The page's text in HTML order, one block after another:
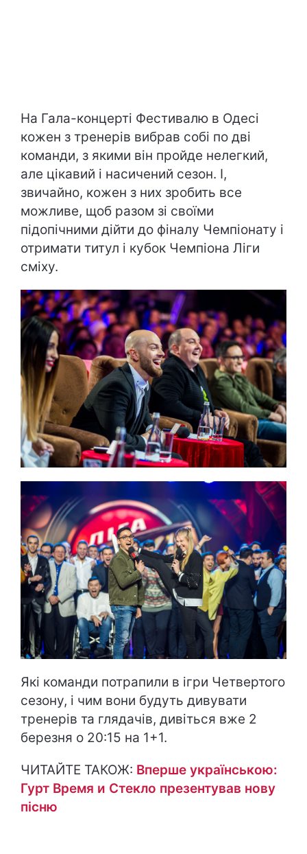
На Гала-концерті Фестивалю в Одесі
кожен з тренерів вибрав собі по дві
команди, з якими він пройде нелегкий,
але цікавий і насичений сезон. І,
звичайно, кожен з них зробить все
можливе, щоб разом зі своїми
підопічними дійти до фіналу Чемпіонату і
отримати титул і кубок Чемпіона Ліги
сміху.
Які команди потрапили в ігри Четвертого
сезону, і чим вони будуть дивувати
тренерів та глядачів, дивіться вже 2
березня о 20:15 на 1+1.
ЧИТАЙТЕ ТАКОЖ: Вперше українською:
Гурт Время и Стекло презентував нову
пісню